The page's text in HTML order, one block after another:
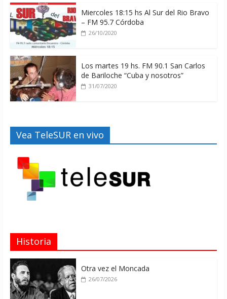
Miercoles 18:15 hs Al Sur del Rio Bravo
– FM 95.7 Córdoba
26/10/2020
Los martes 19 hs. FM 90.1 San Carlos
de Bariloche “Cuba y nosotros”
31/07/2020
Vea TeleSUR en vivo
Historia
Otra vez el Moncada
26/07/2026